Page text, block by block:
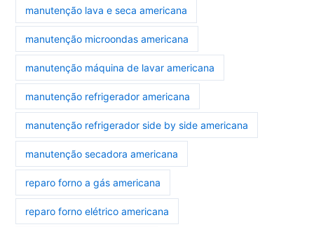
manutenção lava e seca americana
manutenção microondas americana
manutenção máquina de lavar americana
manutenção refrigerador americana
manutenção refrigerador side by side americana
manutenção secadora americana
reparo forno a gás americana
reparo forno elétrico americana